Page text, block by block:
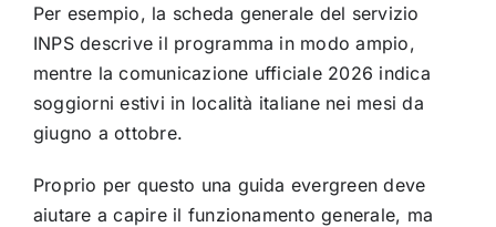
Per esempio, la scheda generale del servizio
INPS descrive il programma in modo ampio,
mentre la comunicazione ufficiale 2026 indica
soggiorni estivi in località italiane nei mesi da
giugno a ottobre.
Proprio per questo una guida evergreen deve
aiutare a capire il funzionamento generale, ma